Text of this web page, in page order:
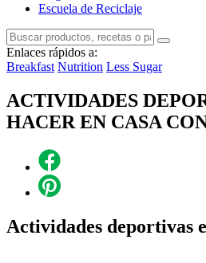
Escuela de Reciclaje
Enlaces rápidos a:
Breakfast Nutrition Less Sugar
ACTIVIDADES
HACER EN CASA
Actividades deportivas